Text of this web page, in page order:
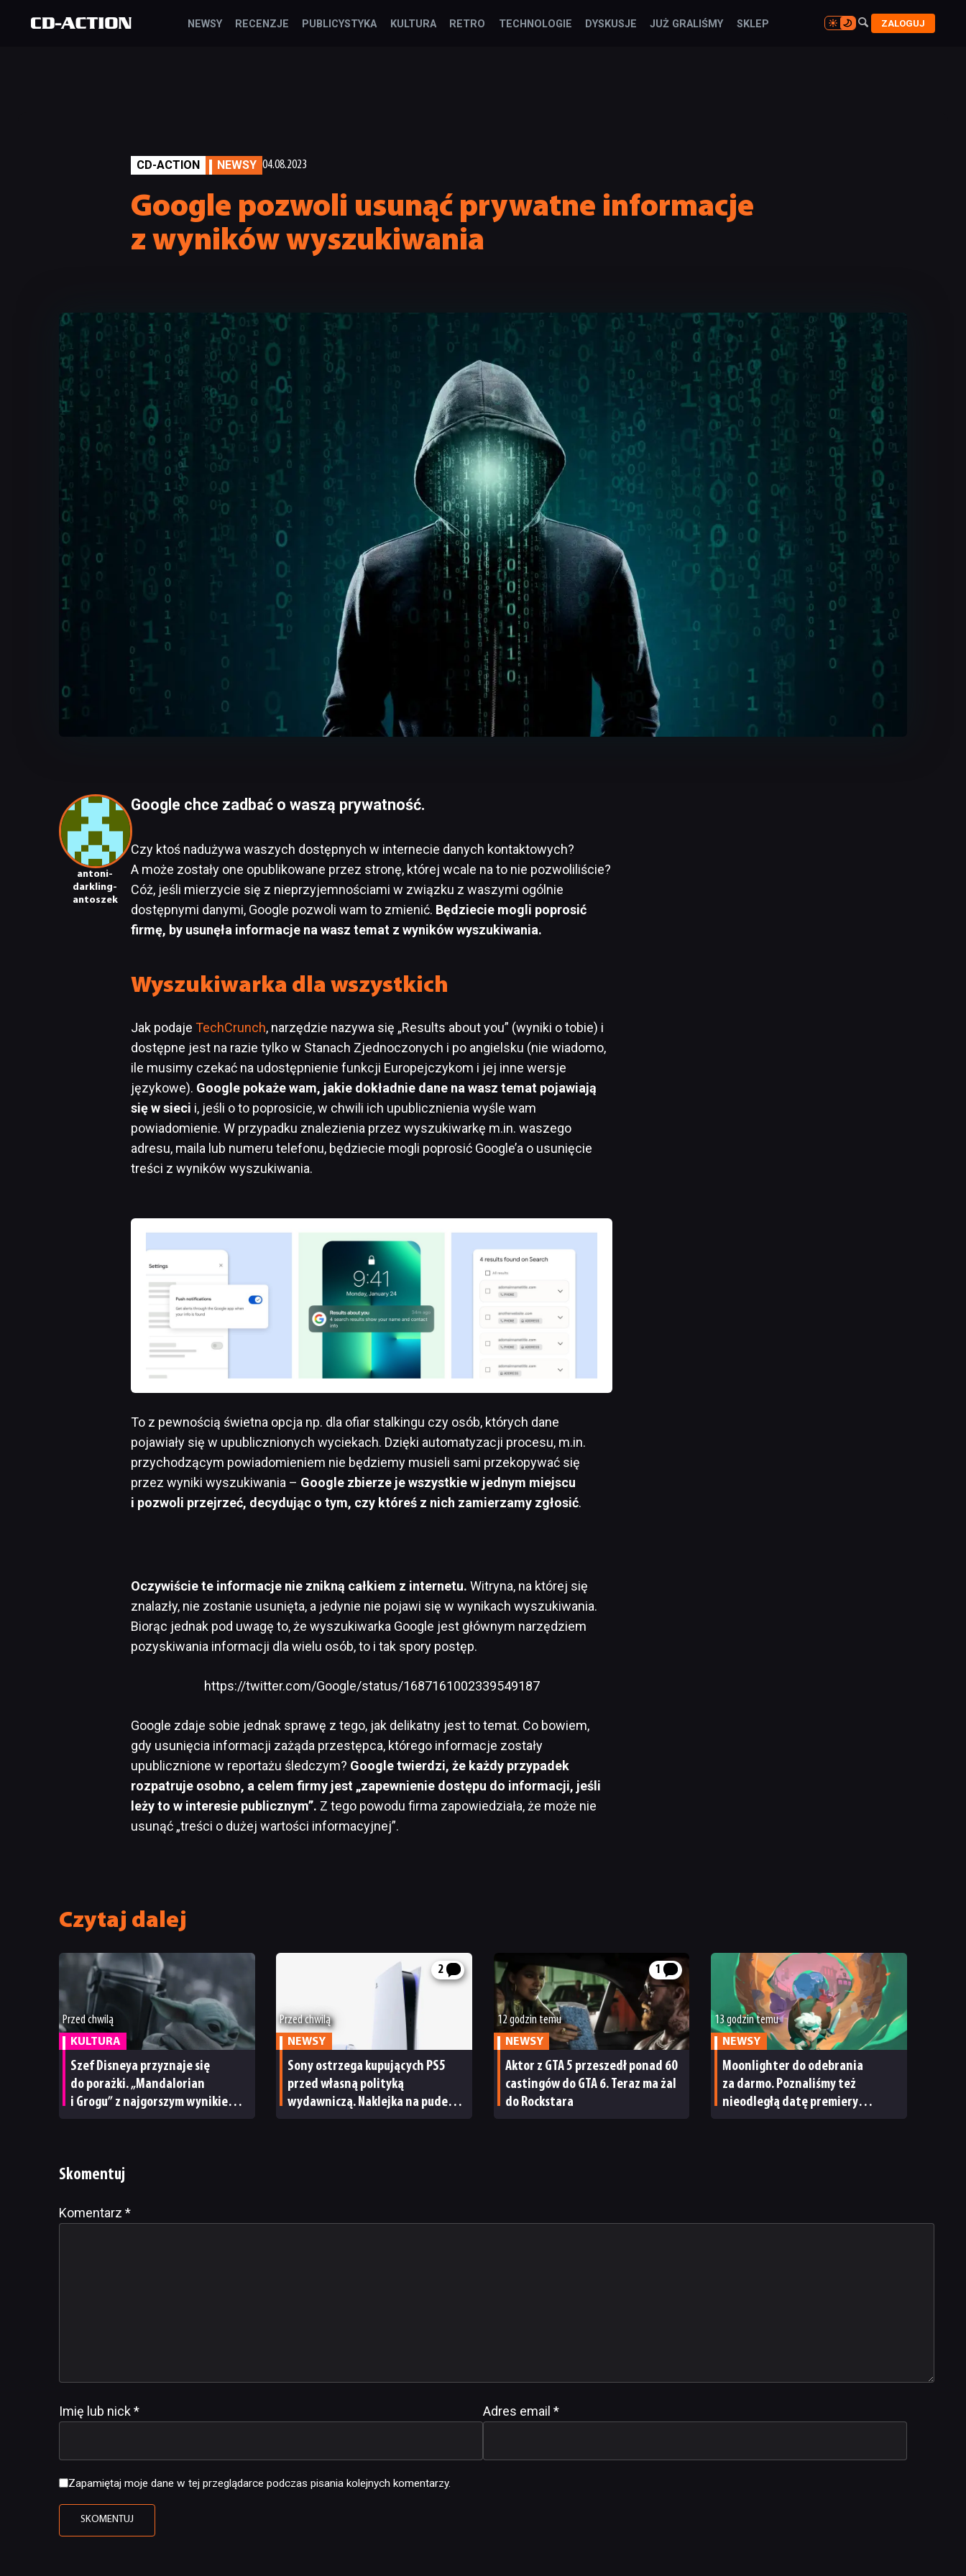
NEWSY RECENZJE PUBLICYSTYKA KULTURA RETRO TECHNOLOGIE DYSKUSJE JUŻ GRALIŚMY SKLEP 
 ZALOGUJ
CD-ACTION NEWSY 04.08.2023
Google pozwoli usunąć prywatne informacje
z wyników wyszukiwania
antoni-
darkling-
antoszek
Google chce zadbać o waszą prywatność.
Czy ktoś nadużywa waszych dostępnych w internecie danych kontaktowych?
A może zostały one opublikowane przez stronę, której wcale na to nie pozwoliliście?
Cóż, jeśli mierzycie się z nieprzyjemnościami w związku z waszymi ogólnie
dostępnymi danymi, Google pozwoli wam to zmienić. Będziecie mogli poprosić
firmę, by usunęła informacje na wasz temat z wyników wyszukiwania.
Wyszukiwarka dla wszystkich
Jak podaje TechCrunch, narzędzie nazywa się „Results about you” (wyniki o tobie) i
dostępne jest na razie tylko w Stanach Zjednoczonych i po angielsku (nie wiadomo,
ile musimy czekać na udostępnienie funkcji Europejczykom i jej inne wersje
językowe). Google pokaże wam, jakie dokładnie dane na wasz temat pojawiają
się w sieci i, jeśli o to poprosicie, w chwili ich upublicznienia wyśle wam
powiadomienie. W przypadku znalezienia przez wyszukiwarkę m.in. waszego
adresu, maila lub numeru telefonu, będziecie mogli poprosić Google’a o usunięcie
treści z wyników wyszukiwania.
To z pewnością świetna opcja np. dla ofiar stalkingu czy osób, których dane
pojawiały się w upublicznionych wyciekach. Dzięki automatyzacji procesu, m.in.
przychodzącym powiadomieniem nie będziemy musieli sami przekopywać się
przez wyniki wyszukiwania – Google zbierze je wszystkie w jednym miejscu
i pozwoli przejrzeć, decydując o tym, czy któreś z nich zamierzamy zgłosić.
Oczywiście te informacje nie znikną całkiem z internetu. Witryna, na której się
znalazły, nie zostanie usunięta, a jedynie nie pojawi się w wynikach wyszukiwania.
Biorąc jednak pod uwagę to, że wyszukiwarka Google jest głównym narzędziem
pozyskiwania informacji dla wielu osób, to i tak spory postęp.
https://twitter.com/Google/status/1687161002339549187
Google zdaje sobie jednak sprawę z tego, jak delikatny jest to temat. Co bowiem,
gdy usunięcia informacji zażąda przestępca, którego informacje zostały
upublicznione w reportażu śledczym? Google twierdzi, że każdy przypadek
rozpatruje osobno, a celem firmy jest „zapewnienie dostępu do informacji, jeśli
leży to w interesie publicznym”. Z tego powodu firma zapowiedziała, że może nie
usunąć „treści o dużej wartości informacyjnej”.
Czytaj dalej
Przed chwilą
KULTURA
Szef Disneya przyznaje się
do porażki. „Mandalorian
i Grogu” z najgorszym wynikiem
2
Przed chwilą
NEWSY
Sony ostrzega kupujących PS5
przed własną polityką
wydawniczą. Naklejka na pudełku
1
12 godzin temu
NEWSY
Aktor z GTA 5 przeszedł ponad 60
castingów do GTA 6. Teraz ma żal
do Rockstara
13 godzin temu
NEWSY
Moonlighter do odebrania
za darmo. Poznaliśmy też
nieodległą datę premiery
Skomentuj
Komentarz *
Imię lub nick* Adres email *
Zapamiętaj moje dane w tej przeglądarce podczas pisania kolejnych komentarzy.
Alternative: